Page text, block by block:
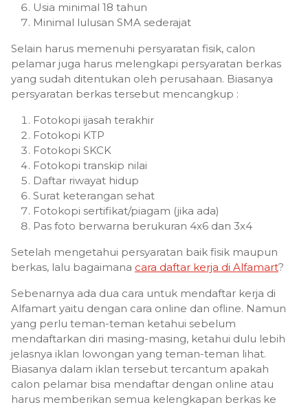
Usia minimal 18 tahun
Minimal lulusan SMA sederajat
Selain harus memenuhi persyaratan fisik, calon
pelamar juga harus melengkapi persyaratan berkas
yang sudah ditentukan oleh perusahaan. Biasanya
persyaratan berkas tersebut mencangkup :
Fotokopi ijasah terakhir
Fotokopi KTP
Fotokopi SKCK
Fotokopi transkip nilai
Daftar riwayat hidup
Surat keterangan sehat
Fotokopi sertifikat/piagam (jika ada)
Pas foto berwarna berukuran 4x6 dan 3x4
Setelah mengetahui persyaratan baik fisik maupun
berkas, lalu bagaimana cara daftar kerja di Alfamart?
Sebenarnya ada dua cara untuk mendaftar kerja di
Alfamart yaitu dengan cara online dan ofline. Namun
yang perlu teman-teman ketahui sebelum
mendaftarkan diri masing-masing, ketahui dulu lebih
jelasnya iklan lowongan yang teman-teman lihat.
Biasanya dalam iklan tersebut tercantum apakah
calon pelamar bisa mendaftar dengan online atau
harus memberikan semua kelengkapan berkas ke